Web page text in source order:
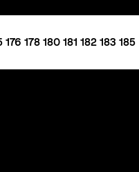
176 178 180 181 182 183 185